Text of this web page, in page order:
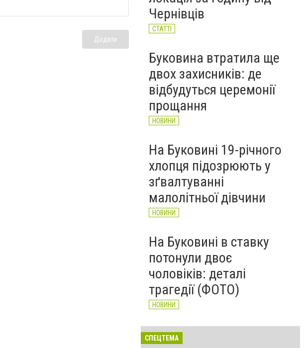
Додати
Чернівців
СТАТТІ
Буковина втратила ще
двох захисників: де
відбудуться церемонії
прощання
НОВИНИ
На Буковині 19-річного
хлопця підозрюють у
зґвалтуванні
малолітньої дівчини
НОВИНИ
На Буковині в ставку
потонули двоє
чоловіків: деталі
трагедії (ФОТО)
НОВИНИ
СПЕЦТЕМА